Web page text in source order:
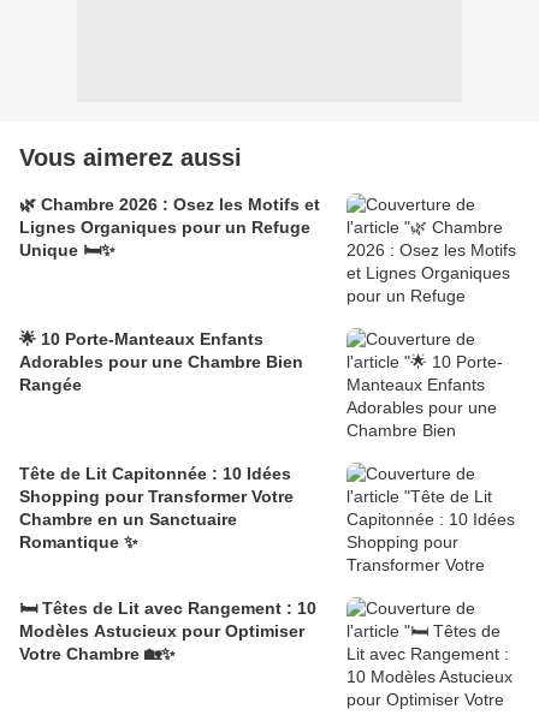
Vous aimerez aussi
🌿 Chambre 2026 : Osez les Motifs et
Lignes Organiques pour un Refuge
Unique 🛏️✨
🌟 10 Porte-Manteaux Enfants
Adorables pour une Chambre Bien
Rangée
Tête de Lit Capitonnée : 10 Idées
Shopping pour Transformer Votre
Chambre en un Sanctuaire
Romantique ✨
🛏️ Têtes de Lit avec Rangement : 10
Modèles Astucieux pour Optimiser
Votre Chambre 🏡✨